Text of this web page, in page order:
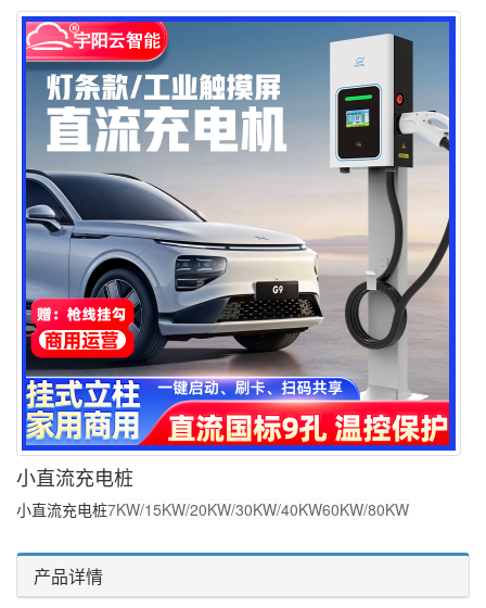
小直流充电桩
小直流充电桩7KW/15KW/20KW/30KW/40KW60KW/80KW
产品详情